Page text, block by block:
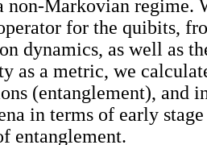
non-Markovian regime.
for the quibits,
dynamics, as well as
as a metric, we
(entanglement), and
in terms of early
entanglement.